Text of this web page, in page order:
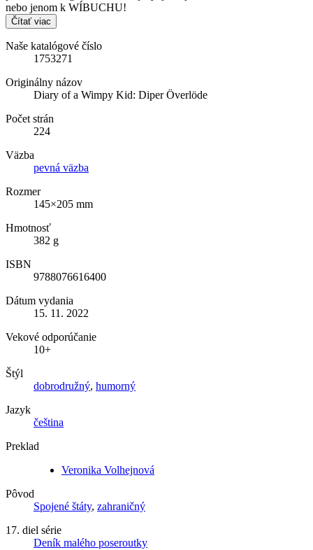
nebo jenom k WÍBUCHU!
Čítať viac
Naše katalógové číslo
1753271
Originálny názov
Diary of a Wimpy Kid: Diper Överlöde
Počet strán
224
Väzba
pevná väzba
Rozmer
145×205 mm
Hmotnosť
382 g
ISBN
9788076616400
Dátum vydania
15. 11. 2022
Vekové odporúčanie
10+
Štýl
dobrodružný, humorný
Jazyk
čeština
Preklad
Veronika Volhejnová
Pôvod
Spojené štáty, zahraničný
17. diel série
Deník malého poseroutky